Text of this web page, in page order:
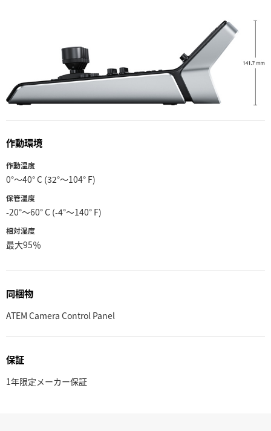
作動環境
作動温度
0°〜40° C (32°〜104° F)
保管温度
-20°〜60° C (-4°〜140° F)
相対湿度
最大95％
同梱物
ATEM Camera Control Panel
保証
1年限定メーカー保証